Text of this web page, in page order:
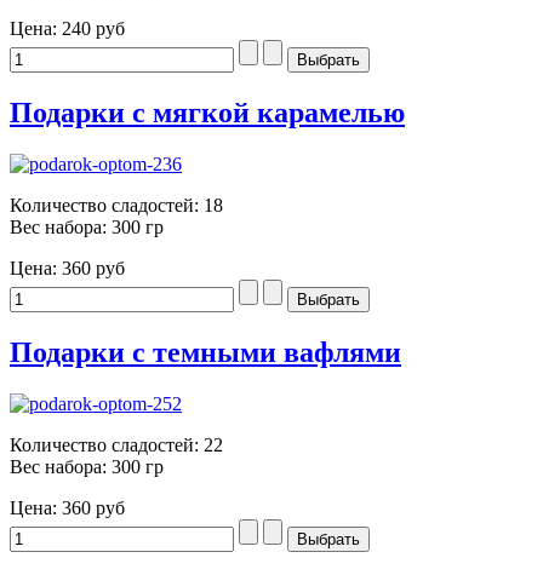
Цена: 240 руб
Подарки с мягкой карамелью
Количество сладостей: 18
Вес набора: 300 гр
Цена: 360 руб
Подарки с темными вафлями
Количество сладостей: 22
Вес набора: 300 гр
Цена: 360 руб